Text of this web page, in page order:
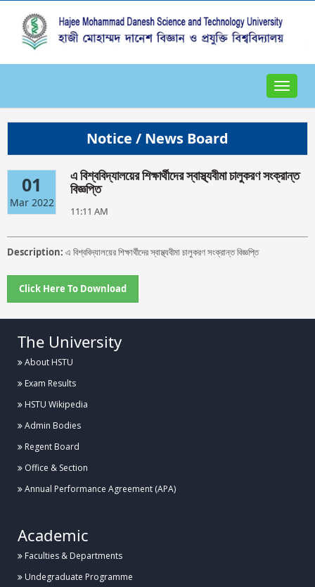
Toggle
Notice / News Board
01
Mar 2022
এ বিশ্ববিদ্যালয়ের শিক্ষার্থীদের স্বাস্থ্যবীমা চালুকরণ সংক্রান্ত
বিজ্ঞপ্তি
11:11 AM
Description: এ বিশ্ববিদ্যালয়ের শিক্ষার্থীদের স্বাস্থ্যবীমা চালুকরণ সংক্রান্ত বিজ্ঞপ্তি
Click Here To Download
The University
About HSTU
Exam Results
HSTU Wikipedia
Admin Bodies
Regent Board
Office & Section
Annual Performance Agreement (APA)
Academic
Faculties & Departments
Undegraduate Programme